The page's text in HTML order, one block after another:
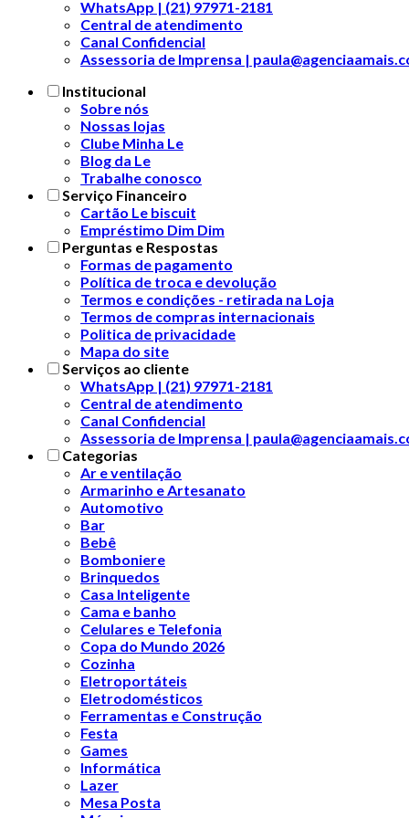
WhatsApp | (21) 97971-2181
Central de atendimento
Canal Confidencial
Assessoria de Imprensa |
Institucional
Sobre nós
Nossas lojas
Clube Minha Le
Blog da Le
Trabalhe conosco
Serviço Financeiro
Cartão Le biscuit
Empréstimo Dim Dim
Perguntas e Respostas
Formas de pagamento
Política de troca e devolução
Termos e condições - retirada na Loja
Termos de compras internacionais
Politica de privacidade
Mapa do site
Serviços ao cliente
WhatsApp | (21) 97971-2181
Central de atendimento
Canal Confidencial
Assessoria de Imprensa |
Categorias
Ar e ventilação
Armarinho e Artesanato
Automotivo
Bar
Bebê
Bomboniere
Brinquedos
Casa Inteligente
Cama e banho
Celulares e Telefonia
Copa do Mundo 2026
Cozinha
Eletroportáteis
Eletrodomésticos
Ferramentas e Construção
Festa
Games
Informática
Lazer
Mesa Posta